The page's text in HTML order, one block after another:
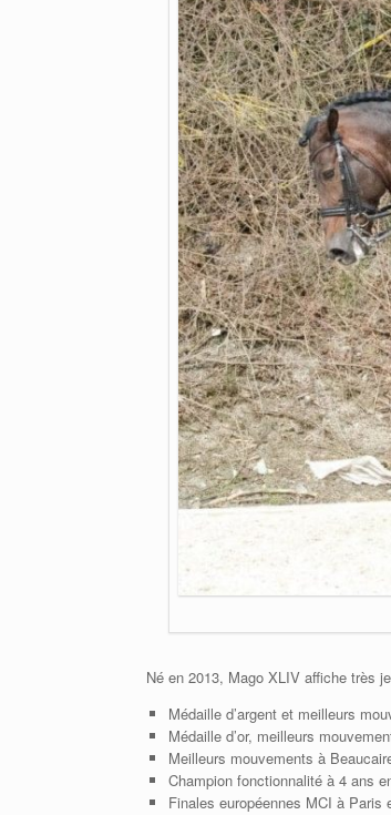
Né en 2013, Mago XLIV affiche très
Médaille d’argent et meilleurs
Médaille d’or, meilleurs
Meilleurs mouvements à
Champion fonctionnalité à 4 ans
Finales européennes MCI à Paris